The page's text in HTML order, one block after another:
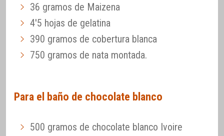
36 gramos de Maizena
4'5 hojas de gelatina
390 gramos de cobertura blanca
750 gramos de nata montada.
Para el baño de chocolate blanco
500 gramos de chocolate blanco Ivoire